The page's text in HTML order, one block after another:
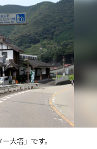
大塔」です。